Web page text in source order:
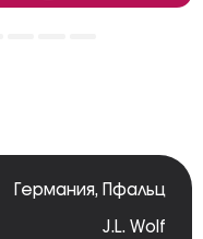
Германия, Пфальц
J.L. Wolf